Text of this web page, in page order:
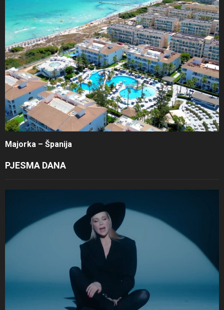
Majorka – Španija
PJESMA DANA